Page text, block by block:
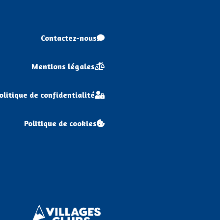
Contactez-nous
Mentions légales
de confidentialité
Politique de cookies